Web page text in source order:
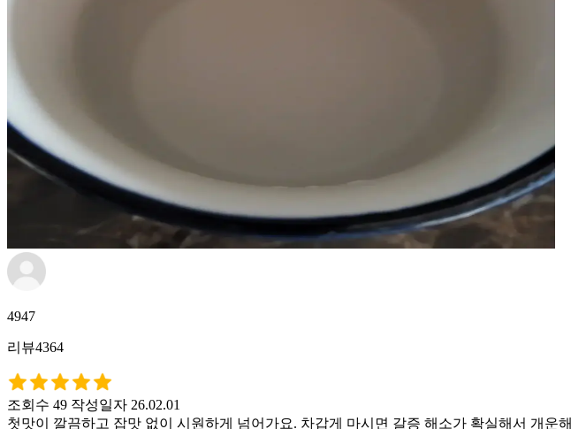
4947
리뷰4364
조회수 49 작성일자 26.02.01
첫맛이 깔끔하고 잡맛 없이 시원하게 넘어가요. 차갑게 마시면 갈증 해소가 확실해서 개